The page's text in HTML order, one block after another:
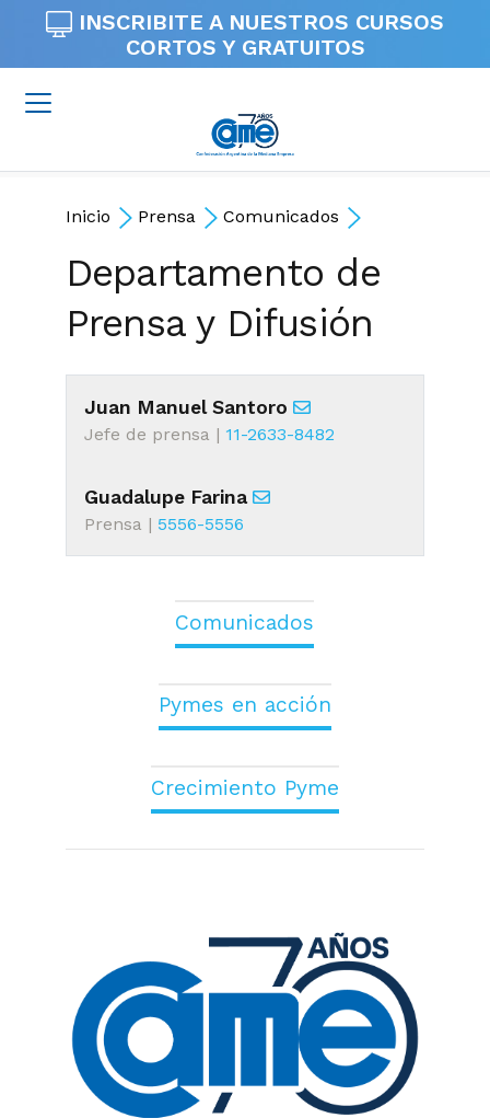
INSCRIBITE A NUESTROS CURSOS
CORTOS Y GRATUITOS
Inicio Prensa Comunicados
Departamento de
Prensa y Difusión
Juan Manuel Santoro
Jefe de prensa | 11-2633-8482
Guadalupe Farina
Prensa | 5556-5556
Comunicados
Pymes en acción
Crecimiento Pyme